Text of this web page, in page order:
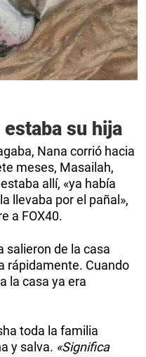
su hija
Nana corrió hacia
meses, Masailah,
allí, «ya había
llevaba por el pañal»,
a FOX40.
salieron de la casa
rápidamente. Cuando
la casa ya era
toda la familia
y salva. «Significa